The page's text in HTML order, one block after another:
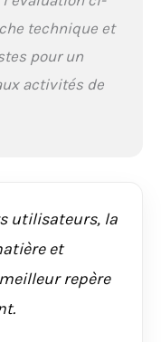
la largeur
1 x Maier
Coupe :
Coloris :
technique et
pour un
activités de
utilisateurs, la
et
repère